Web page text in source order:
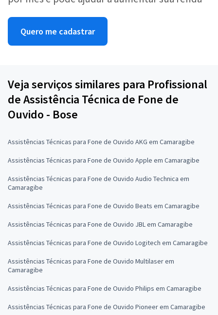
Quero me cadastrar
Veja serviços similares para Profissional
de Assistência Técnica de Fone de
Ouvido - Bose
Assistências Técnicas para Fone de Ouvido AKG em Camaragibe
Assistências Técnicas para Fone de Ouvido Apple em Camaragibe
Assistências Técnicas para Fone de Ouvido Audio Technica em
Camaragibe
Assistências Técnicas para Fone de Ouvido Beats em Camaragibe
Assistências Técnicas para Fone de Ouvido JBL em Camaragibe
Assistências Técnicas para Fone de Ouvido Logitech em Camaragibe
Assistências Técnicas para Fone de Ouvido Multilaser em
Camaragibe
Assistências Técnicas para Fone de Ouvido Philips em Camaragibe
Assistências Técnicas para Fone de Ouvido Pioneer em Camaragibe